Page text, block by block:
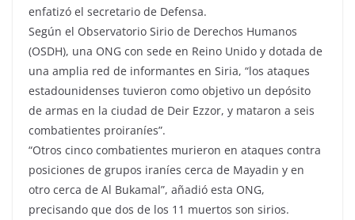
enfatizó el secretario de Defensa.
Según el Observatorio Sirio de Derechos Humanos
(OSDH), una ONG con sede en Reino Unido y dotada de
una amplia red de informantes en Siria, “los ataques
estadounidenses tuvieron como objetivo un depósito
de armas en la ciudad de Deir Ezzor, y mataron a seis
combatientes proiraníes”.
“Otros cinco combatientes murieron en ataques contra
posiciones de grupos iraníes cerca de Mayadin y en
otro cerca de Al Bukamal”, añadió esta ONG,
precisando que dos de los 11 muertos son sirios.